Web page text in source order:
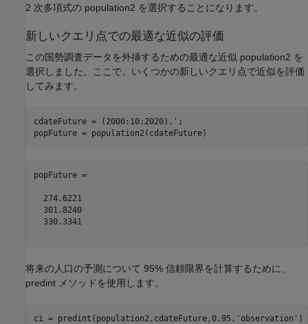
2 次多項式の population2 を選択することになります。
新しいクエリ点での最適な近似の評価
この国勢調査データを外挿するための最適な近似 population2 を
選択しました。ここで、いくつかの新しいクエリ点で近似を評価
してみます。
cdateFuture = (2000:10:2020).';
popFuture =
  274.6221
  301.8240
  330.3341
将来の人口の予測について 95% 信頼限界を計算するために、
predint メソッドを使用します。
ci = predint(population2,cdateFuture,0.95, 'observation'